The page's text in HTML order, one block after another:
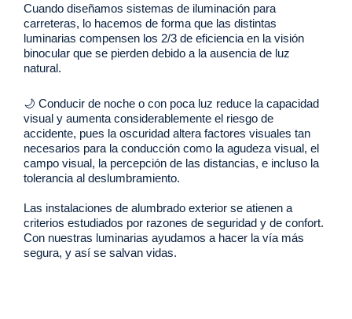
Cuando diseñamos sistemas de iluminación para
carreteras, lo hacemos de forma que las distintas
luminarias compensen los 2/3 de eficiencia en la visión
binocular que se pierden debido a la ausencia de luz
natural.
🌙 Conducir de noche o con poca luz reduce la capacidad
visual y aumenta considerablemente el riesgo de
accidente, pues la oscuridad altera factores visuales tan
necesarios para la conducción como la agudeza visual, el
campo visual, la percepción de las distancias, e incluso la
tolerancia al deslumbramiento.
Las instalaciones de alumbrado exterior se atienen a
criterios estudiados por razones de seguridad y de confort.
Con nuestras luminarias ayudamos a hacer la vía más
segura, y así se salvan vidas.